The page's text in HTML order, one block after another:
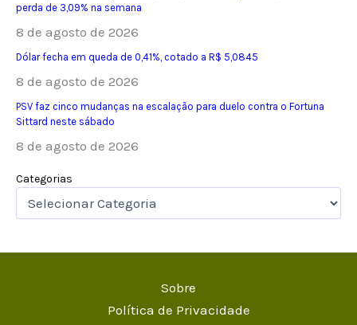
perda de 3,09% na semana
8 de agosto de 2026
Dólar fecha em queda de 0,41%, cotado a R$ 5,0845
8 de agosto de 2026
PSV faz cinco mudanças na escalação para duelo contra o Fortuna
Sittard neste sábado
8 de agosto de 2026
Categorias
Sobre
Política de Privacidade